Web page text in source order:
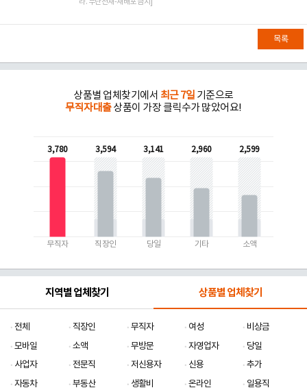
목록
상품별 업체찾기에서 최근 7일 기준으로
무직자대출상품이 가장 클릭수가 많았어요!
3,780
무직자
3,594
직장인
3,141
당일
2,960
기타
2,599
소액
지역별 업체찾기 상품별 업체찾기
전체 직장인 무직자 여성
비상금
모바일
소액 무방문 자영업자
당일
사업자
전문직 저신용자 신용
추가
자동차
부동산 생활비 온라인
일용직